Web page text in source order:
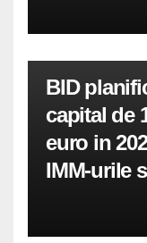
BID
capital de
euro in
IMM-urile